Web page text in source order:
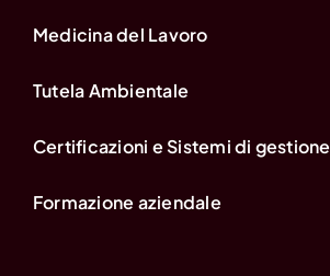
Medicina del Lavoro
Tutela Ambientale
Certificazioni e Sistemi di gestione
Formazione aziendale